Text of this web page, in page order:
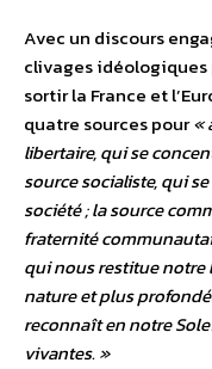
Avec un discours
clivages
sortir la France et
quatre sources pour«
libertaire, qui se
source socialiste, qui
société ; la source
fraternité
qui nous restitue notre
nature et plus
reconnaît en notre
vivantes. »